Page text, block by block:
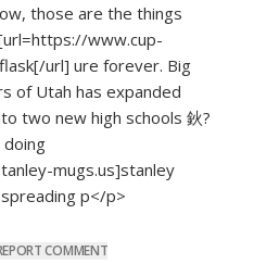
those are the things
https://www.cup-
flask[/url] ure forever. Big
of Utah has expanded
two new high schools 鈥?
mugs.us]stanley
p</p>
COMMENT